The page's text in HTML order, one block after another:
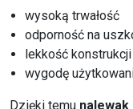
wysoką trwałość
odporność na
lekkość konstrukcji
wygodę
Dzięki temu